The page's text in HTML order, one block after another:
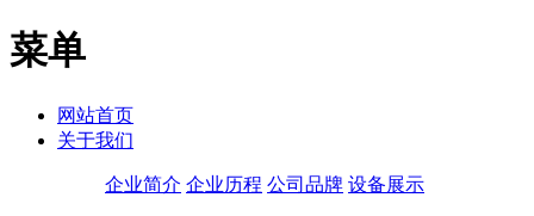
菜单
网站首页
关于我们
企业简介 企业历程 公司品牌 设备展示